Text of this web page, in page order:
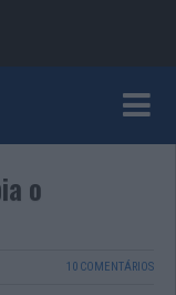
o
10 COMENTÁRIOS